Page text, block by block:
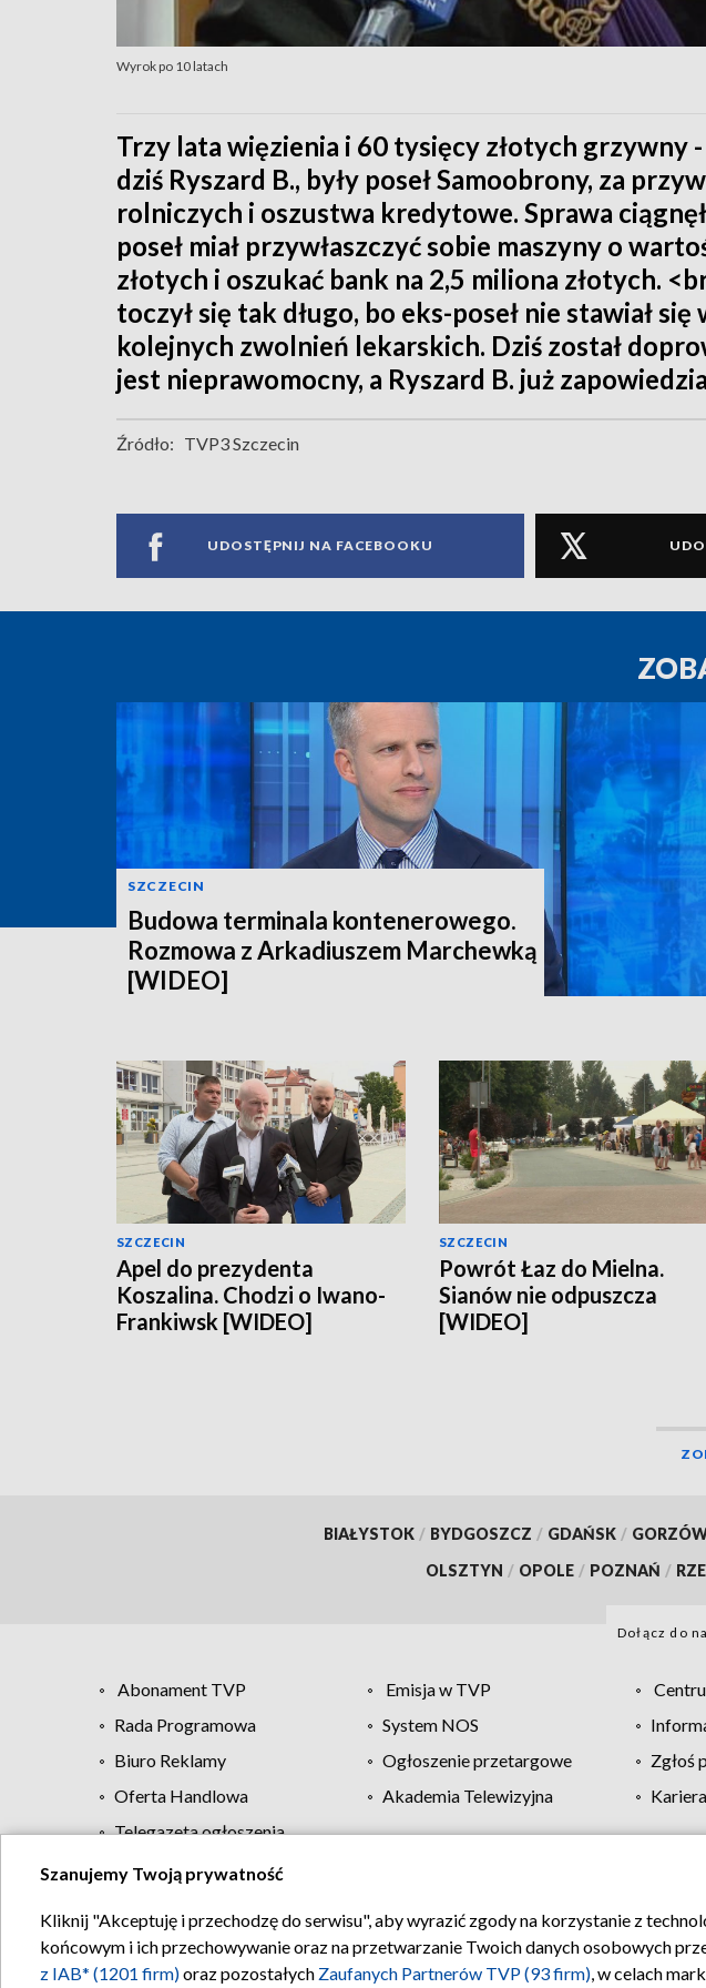
Wyrok po 10 latach
Trzy lata więzienia i 60 tysięcy złotych grzywny
dziś Ryszard B., były poseł Samoobrony, za
rolniczych i oszustwa kredytowe. Sprawa
poseł miał przywłaszczyć sobie maszyny o
złotych i oszukać bank na 2,5 miliona złotych.
toczył się tak długo, bo eks-poseł nie stawiał
kolejnych zwolnień lekarskich. Dziś został
jest nieprawomocny, a Ryszard B. już
Źródło: TVP3 Szczecin
UDOSTĘPNIJ NA FACEBOOKU
SZCZECIN
Budowa terminala kontenerowego.
Rozmowa z Arkadiuszem Marchewką
[WIDEO]
SZCZECIN
Apel do prezydenta
Koszalina. Chodzi o Iwano-
Frankiwsk [WIDEO]
SZCZECIN
Powrót Łaz do Mielna.
Sianów nie odpuszcza
[WIDEO]
BIAŁYSTOK / BYDGOSZCZ / GDAŃSK /
OLSZTYN / OPOLE / POZNAŃ /
Dołącz do
Abonament TVP Emisja w TVP
Rada Programowa
System NOS
Biuro Reklamy
Ogłoszenie przetargowe Zgłoś
Oferta Handlowa
Akademia Telewizyjna
Telegazeta ogłoszenia
Regulamin TVP Polityka prywatności
Szanujemy Twoją prywatność
Kliknij "Akceptuję i przechodzę do serwisu", aby wyrazić zgody na korzystanie z
końcowym i ich przechowywanie oraz na przetwarzanie Twoich danych osobowych
z IAB* (1201 firm)oraz pozostałych Zaufanych Partnerów TVP (93 firm), w celach